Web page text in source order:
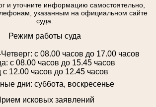
и уточните информацию самостоятельно,
указанным на официальном сайте
суда.
Режим работы суда
с 08.00 часов до 17.00 часов
с 08.00 часов до 15.45 часов
12.00 часов до 12.45 часов
дни: суббота, воскресенье
исковых заявлений